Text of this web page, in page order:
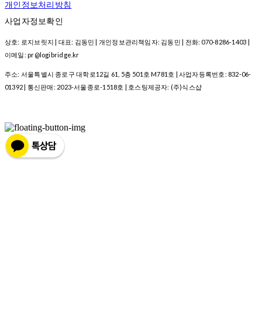
개인정보처리방침
사업자정보확인
상호: 로지브릿지 | 대표: 김동민 | 개인정보관리책임자: 김동민 | 전화: 070-8286-1403 |
이메일: pr@logibridge.kr
주소: 서울특별시 종로구 대학로12길 61, 5층 501호 M781호 | 사업자등록번호: 832-06-
01392 | 통신판매: 2023-서울종로-1518호 | 호스팅제공자: (주)식스샵